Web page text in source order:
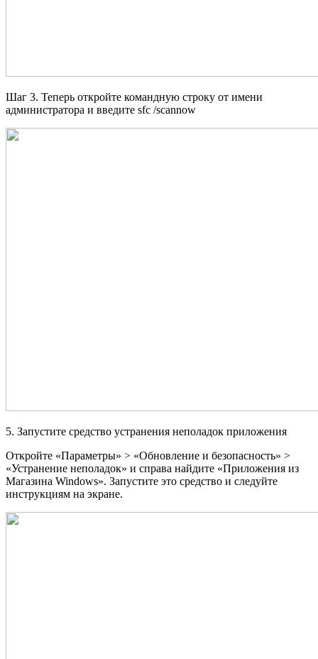
Шаг 3. Теперь откройте командную строку от имени
администратора и введите sfc /scannow
5. Запустите средство устранения неполадок приложения
Откройте «Параметры» > «Обновление и безопасность» >
«Устранение неполадок» и справа найдите «Приложения из
Магазина Windows». Запустите это средство и следуйте
инструкциям на экране.